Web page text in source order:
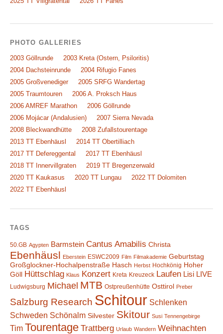
PHOTO GALLERIES
2003 Göllrunde
2003 Kreta (Ostern, Psiloritis)
2004 Dachsteinrunde
2004 Rifugio Fanes
2005 Großvenediger
2005 SRFG Wandertag
2005 Traumtouren
2006 A. Proksch Haus
2006 AMREF Marathon
2006 Göllrunde
2006 Mojácar (Andalusien)
2007 Sierra Nevada
2008 Bleckwandhütte
2008 Zufallstourentage
2013 TT Ebenhäusl
2014 TT Obertilliach
2017 TT Defereggental
2017 TT Ebenhäusl
2018 TT Innervillgraten
2019 TT Bregenzerwald
2020 TT Kaukasus
2020 TT Lungau
2022 TT Dolomiten
2022 TT Ebenhäusl
TAGS
50.GB Agypten Barmstein Cantus Amabilis Christa
Ebenhäusl Eberstein ESWC2009 Film Filmakademie Geburtstag
Großglockner-Hochalpenstraße Hasch Herbst Hochkönig Hoher
Göll
Hüttschlag Klaus Konzert Kreta Kreuzeck Laufen Lisi LIVE
Ludwigsburg Michael MTB Ostpreußenhütte Osttirol Preber
Salzburg Research Schitour Schlenken
Schweden Schönalm Silvester Skitour Susi Tennengebirge
Tim Tourentage Trattberg Urlaub Wandern Weihnachten